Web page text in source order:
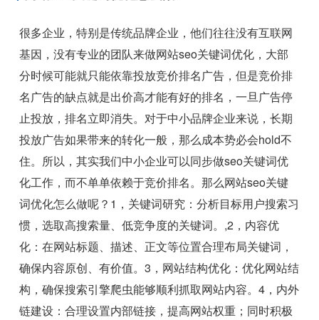
很多企业，特别是传统品牌企业，他们往往没有互联网
基因，没有专业的团队来做网站seo关键词优化，大部
分时候可能就只能依靠投放竞价排名广告，但是竞价排
名广告的缺点就是出价高才能有好的排名，一旦广告停
止投放，排名立即消失。对于中小品牌企业来说，长期
投放广告如果带来的转化一般，那么成本势必会hold不
住。所以，其实我们中小企业可以同步做seo关键词优
化工作，而不单单依赖于竞价排名。那么网站seo关键
词优化怎么做呢？1，关键词研究：分析目标用户搜索习
惯，选取高搜索量、低竞争度的关键词。,2，内容优
化：在网站标题、描述、正文等位置合理布局关键词，
确保内容原创、有价值。3，网站结构优化：优化网站结
构，确保搜索引擎爬虫能够顺利抓取网站内容。4，内外
链建设：合理设置内部链接，提高网站权重；同时积极